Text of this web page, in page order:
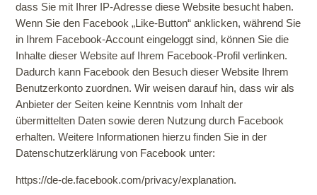
dass Sie mit Ihrer IP-Adresse diese Website besucht haben.
Wenn Sie den Facebook „Like-Button“ anklicken, während Sie
in Ihrem Facebook-Account eingeloggt sind, können Sie die
Inhalte dieser Website auf Ihrem Facebook-Profil verlinken.
Dadurch kann Facebook den Besuch dieser Website Ihrem
Benutzerkonto zuordnen. Wir weisen darauf hin, dass wir als
Anbieter der Seiten keine Kenntnis vom Inhalt der
übermittelten Daten sowie deren Nutzung durch Facebook
erhalten. Weitere Informationen hierzu finden Sie in der
Datenschutzerklärung von Facebook unter:
https://de-de.facebook.com/privacy/explanation.